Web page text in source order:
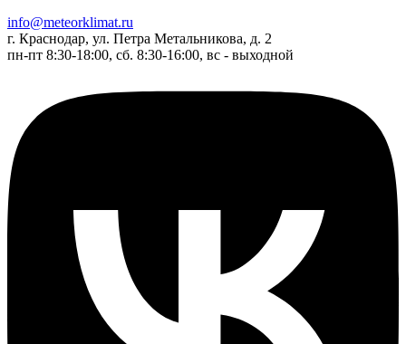
info@meteorklimat.ru
г. Краснодар, ул. Петра Метальникова, д. 2
пн-пт 8:30-18:00, сб. 8:30-16:00, вс - выходной